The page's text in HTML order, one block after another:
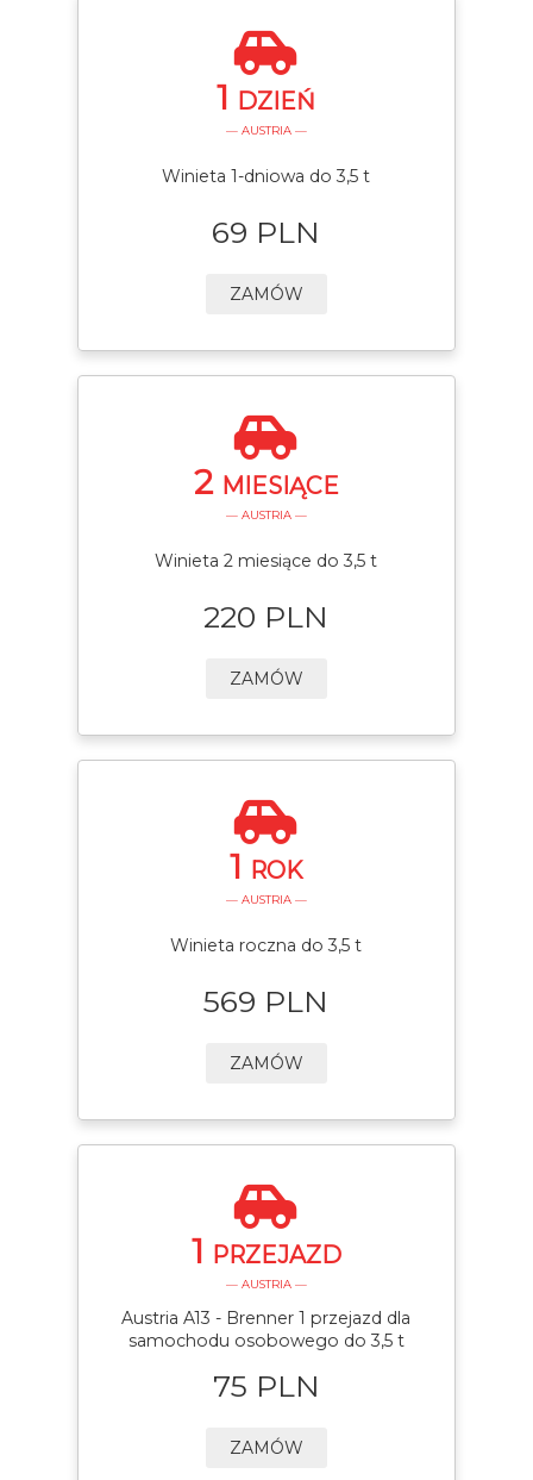
1 DZIEŃ
— AUSTRIA —
Winieta 1-dniowa do 3,5 t
69 PLN
ZAMÓW
2 MIESIĄCE
— AUSTRIA —
Winieta 2 miesiące do 3,5 t
220 PLN
ZAMÓW
1 ROK
— AUSTRIA —
Winieta roczna do 3,5 t
569 PLN
ZAMÓW
1 PRZEJAZD
— AUSTRIA —
Austria A13 - Brenner 1 przejazd dla
samochodu osobowego do 3,5 t
75 PLN
ZAMÓW